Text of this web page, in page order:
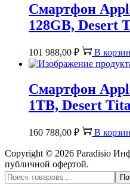
Смартфон
128GB, Desert
101 988,00 ₽ В
Смартфон
1TB, Desert
160 788,00 ₽ В
Copyright © 2026 Paradisio
публичной офертой.
Поиск:>